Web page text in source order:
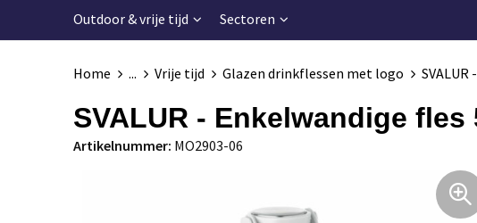
Outdoor & vrije tijd Sectoren
Home ... Vrije tijd Glazen drinkflessen met logo
SVALUR - Enkelwandige fles
Artikelnummer: MO2903-06